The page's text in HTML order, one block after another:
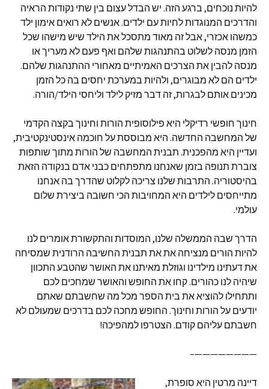
להיות נוכחים, ברגע הזה. יש הבדל עצום בין שתי נקודות הראיה
והדרכים המנוגדות לחיות עם ילדים. אנשים לא רואים אימון ילד
כמשהו אכזרי, אבל זה מאוד מתסכל את הילד שיש מישהו שכל
הזמן מנסה לשלוט בהתנהגות שלהם ואף פעם לא מעריך או
מנסה להבין את הצרכים האמיתיים מאחורי ההתנהגות שלהם.
ילדים הם לא מבוגרים, ולהיות במערכת יחסים בה כל הזמן
מכינים אותם לבגרות, זה דבר מזיק לילד וליחסי הילד/הורה.
חינוך חופשי רדיקלי היא פילוסופית הורות וחינוך בקצה הקדמי
של המחשבה החדשה. היא מבוססת על חוכמה אינסטינקטיבית,
ועדיין היא מהפכנית. תבנית המחשבה של הורות מתוך שותפות
צוברת תנופה בזמן שאנחנו מתפתחים כבני אדם בנקודה הזאת
בהיסטוריה. התרבות שלנו צריכה לקלוט שהדרך בה אנחנו
מתייחסים לילדים היא המחויבות הכי חשובה ביצירת שלום
עולמי.
הדרך שבה הממשלה שלנו, המוסדות והתקשורת אומרים לנו
להיות הורים מנציחה את את תבנית החשיבה הרודנית שמסיחה
את דעתינו מילדינו וגוזלת מאיתנו את האושר שהטבע התכוון
שיהיה לנו כהורים. קחו את החופש והאושר שמחכים לכם
ותתחילו להוציא את בית הספר מכל מה שחשבתם שאתם
יודעים על הורות וחינוך. החופש מחכה לכם בדרכים שמעולם לא
חשבתם עליהם קודם. הצטרפו למהפיכה!
————————–
דיינה מרטין היא סופרת,